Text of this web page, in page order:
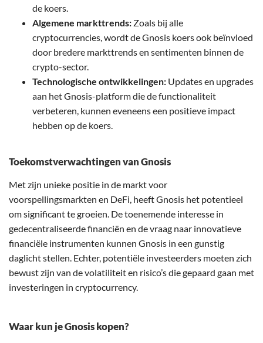
de koers.
Algemene markttrends: Zoals bij alle
cryptocurrencies, wordt de Gnosis koers ook beïnvloed
door bredere markttrends en sentimenten binnen de
crypto-sector.
Technologische ontwikkelingen: Updates en upgrades
aan het Gnosis-platform die de functionaliteit
verbeteren, kunnen eveneens een positieve impact
hebben op de koers.
Toekomstverwachtingen van Gnosis
Met zijn unieke positie in de markt voor
voorspellingsmarkten en DeFi, heeft Gnosis het potentieel
om significant te groeien. De toenemende interesse in
gedecentraliseerde financiën en de vraag naar innovatieve
financiële instrumenten kunnen Gnosis in een gunstig
daglicht stellen. Echter, potentiële investeerders moeten zich
bewust zijn van de volatiliteit en risico’s die gepaard gaan met
investeringen in cryptocurrency.
Waar kun je Gnosis kopen?